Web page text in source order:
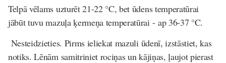
Telpā vēlams uzturēt 21-22 °C, bet ūdens temperatūrai
jābūt tuvu mazuļa ķermeņa temperatūrai - ap 36-37 °C.
Nesteidzieties. Pirms ieliekat mazuli ūdenī, izstāstiet, kas
notiks. Lēnām samitriniet rociņas un kājiņas, ļaujot pierast